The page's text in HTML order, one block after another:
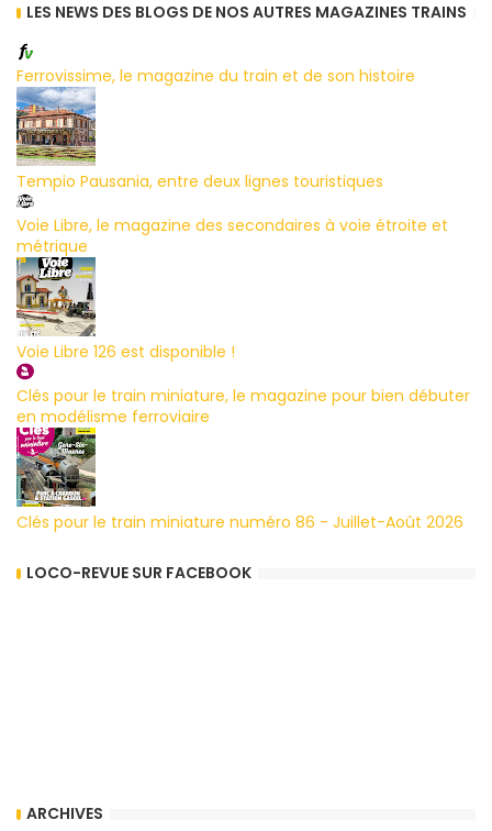
LES NEWS DES BLOGS DE NOS AUTRES MAGAZINES TRAINS
Ferrovissime, le magazine du train et de son histoire
Tempio Pausania, entre deux lignes touristiques
Voie Libre, le magazine des secondaires à voie étroite et
métrique
Voie Libre 126 est disponible !
Clés pour le train miniature, le magazine pour bien débuter
en modélisme ferroviaire
Clés pour le train miniature numéro 86 - Juillet-Août 2026
LOCO-REVUE SUR FACEBOOK
ARCHIVES